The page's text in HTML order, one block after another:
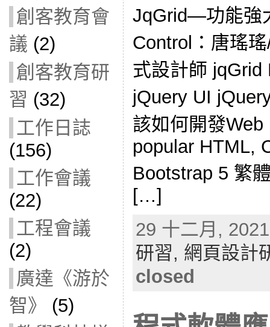
創客教育會
議 (2)
創客教育研
習 (32)
工作日誌
(156)
工作會議
(22)
工程會議
(2)
廣達《游於
智》
(5)
JqGrid—功能強
Control：唐瑤
式設計師 jqGrid
jQuery UI
該如何開發Web
popular HTML,
Bootstrap 5 繁
[…]
29 十二月,
研習, 網頁設計
closed